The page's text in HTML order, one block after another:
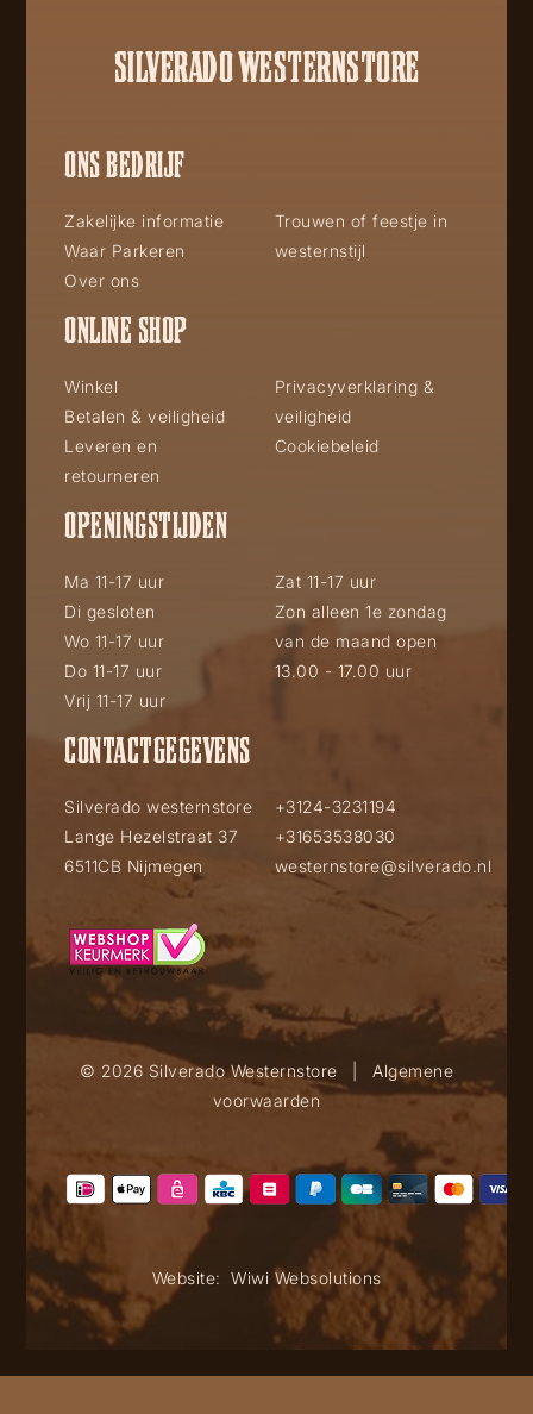
SILVERADO WESTERNSTORE
ONS BEDRIJF
Zakelijke informatie
Waar Parkeren
Over ons
Trouwen of feestje in
westernstijl
ONLINE SHOP
Winkel
Betalen & veiligheid
Leveren en
retourneren
Privacyverklaring &
veiligheid
Cookiebeleid
OPENINGSTIJDEN
Ma 11-17 uur
Di gesloten
Wo 11-17 uur
Do 11-17 uur
Vrij 11-17 uur
Zat 11-17 uur
Zon alleen 1e zondag
van de maand open
13.00 - 17.00 uur
CONTACTGEGEVENS
Silverado westernstore
Lange Hezelstraat 37
6511CB Nijmegen
+3124-3231194
+31653538030
westernstore@silverado.nl
© 2026 Silverado Westernstore
Algemene
voorwaarden
Website: Wiwi Websolutions